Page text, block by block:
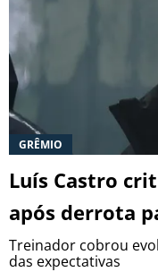
GRÊMIO
Luís Castro
após derrota
Treinador cobrou
das expectativas